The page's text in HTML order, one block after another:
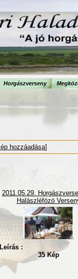
Horgászverseny
hozzáadása]
2011.05.29.
Halászléfözö
Leírás :
35 Kép